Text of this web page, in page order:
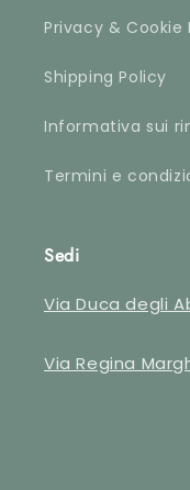
Privacy & Cookie
Shipping Policy
Informativa sui
Termini e
Sedi
Via Duca degli
Via Regina